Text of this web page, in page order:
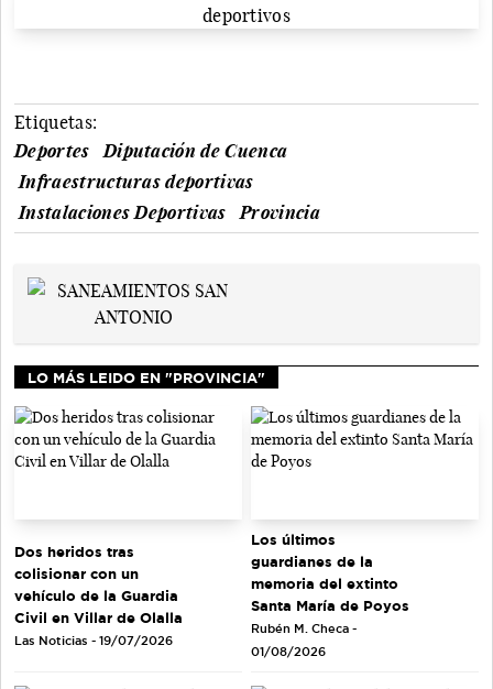
Etiquetas:
Deportes
Diputación de Cuenca
Infraestructuras deportivas
Instalaciones Deportivas
Provincia
LO MÁS LEIDO EN "PROVINCIA"
Dos heridos tras
colisionar con un
vehículo de la Guardia
Civil en Villar de Olalla
Las Noticias - 19/07/2026
Los últimos
guardianes de la
memoria del extinto
Santa María de Poyos
Rubén M. Checa -
01/08/2026